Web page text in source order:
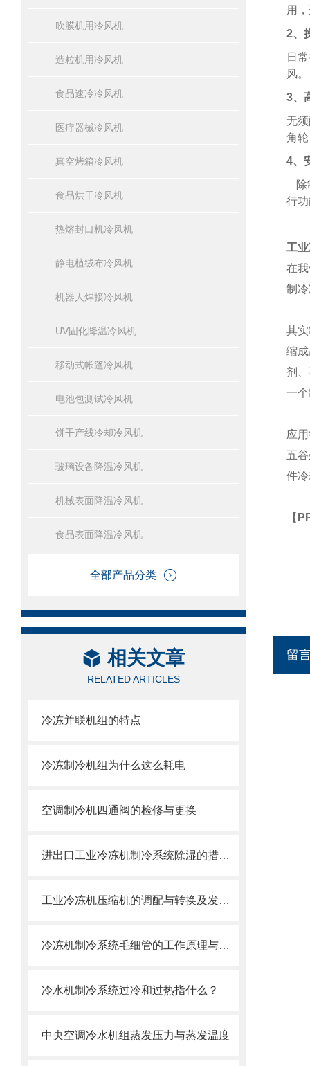
吹膜机用冷风机
造粒机用冷风机
食品速冷冷风机
医疗器械冷风机
真空烤箱冷风机
食品烘干冷风机
热熔封口机冷风机
静电植绒布冷风机
机器人焊接冷风机
UV固化降温冷风机
移动式帐篷冷风机
电池包测试冷风机
饼干产线冷却冷风机
玻璃设备降温冷风机
机械表面降温冷风机
食品表面降温冷风机
全部产品分类
相关文章
RELATED ARTICLES
冷冻并联机组的特点
冷冻制冷机组为什么这么耗电
空调制冷机四通阀的检修与更换
进出口工业冷冻机制冷系统除湿的措施有哪些
工业冷冻机压缩机的调配与转换及发生湿冲程的操作管理
冷冻机制冷系统毛细管的工作原理与过程
冷水机制冷系统过冷和过热指什么？
中央空调冷水机组蒸发压力与蒸发温度
用
2、
日
风。
3、
无
角
4、
行
工
在
制
其
缩
剂
一
应
五
件
【
留